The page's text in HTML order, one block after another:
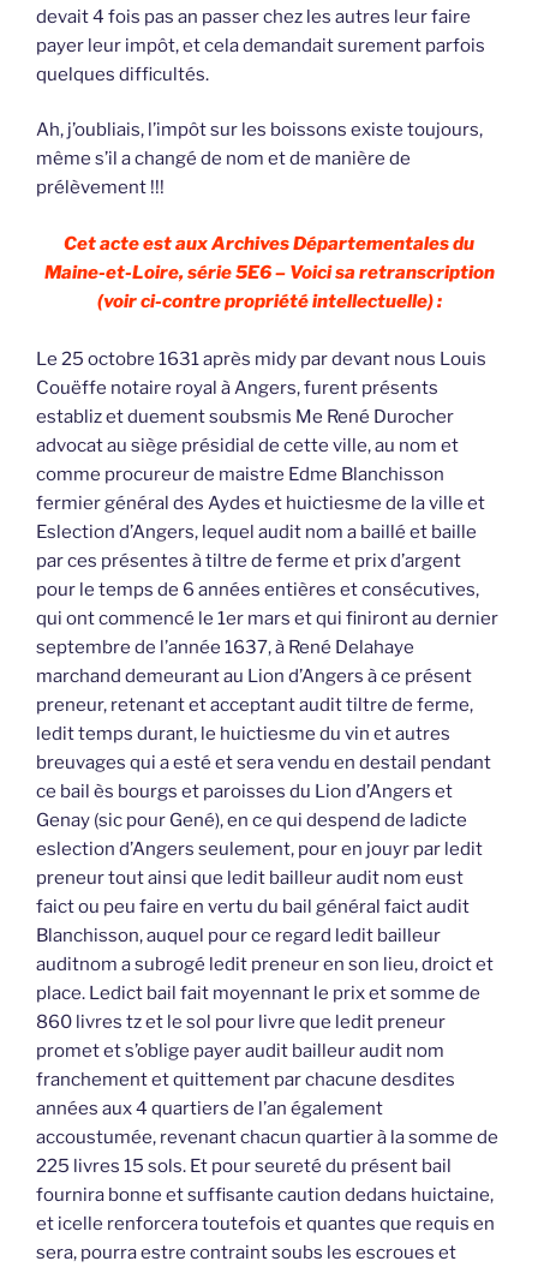
devait 4 fois pas an passer chez les autres leur faire
payer leur impôt, et cela demandait surement parfois
quelques difficultés.
Ah, j’oubliais, l’impôt sur les boissons existe toujours,
même s’il a changé de nom et de manière de
prélèvement !!!
Cet acte est aux Archives Départementales du
Maine-et-Loire, série 5E6 – Voici sa retranscription
(voir ci-contre propriété intellectuelle) :
Le 25 octobre 1631 après midy par devant nous Louis
Couëffe notaire royal à Angers, furent présents
establiz et duement soubsmis Me René Durocher
advocat au siège présidial de cette ville, au nom et
comme procureur de maistre Edme Blanchisson
fermier général des Aydes et huictiesme de la ville et
Eslection d’Angers, lequel audit nom a baillé et baille
par ces présentes à tiltre de ferme et prix d’argent
pour le temps de 6 années entières et consécutives,
qui ont commencé le 1er mars et qui finiront au dernier
septembre de l’année 1637, à René Delahaye
marchand demeurant au Lion d’Angers à ce présent
preneur, retenant et acceptant audit tiltre de ferme,
ledit temps durant, le huictiesme du vin et autres
breuvages qui a esté et sera vendu en destail pendant
ce bail ès bourgs et paroisses du Lion d’Angers et
Genay (sic pour Gené), en ce qui despend de ladicte
eslection d’Angers seulement, pour en jouyr par ledit
preneur tout ainsi que ledit bailleur audit nom eust
faict ou peu faire en vertu du bail général faict audit
Blanchisson, auquel pour ce regard ledit bailleur
auditnom a subrogé ledit preneur en son lieu, droict et
place. Ledict bail fait moyennant le prix et somme de
860 livres tz et le sol pour livre que ledit preneur
promet et s’oblige payer audit bailleur audit nom
franchement et quittement par chacune desdites
années aux 4 quartiers de l’an également
accoustumée, revenant chacun quartier à la somme de
225 livres 15 sols. Et pour seureté du présent bail
fournira bonne et suffisante caution dedans huictaine,
et icelle renforcera toutefois et quantes que requis en
sera, pourra estre contraint soubs les escroues et